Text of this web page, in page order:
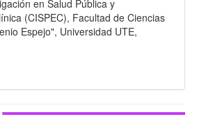
en Salud Pública y
(CISPEC), Facultad de Ciencias
Espejo", Universidad UTE,